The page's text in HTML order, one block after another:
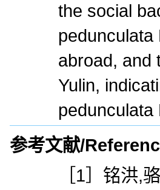
the social
pedunculata
abroad, and
Yulin,
pedunculata
参考文献/
［1］铭洪,